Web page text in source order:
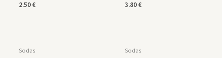
2.50€ 3.80€
Sodas Sodas